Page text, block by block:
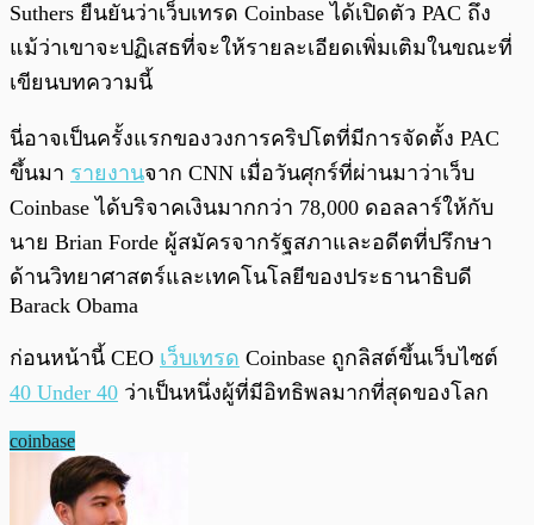
Suthers ยืนยันว่าเว็บเทรด Coinbase ได้เปิดตัว PAC ถึง
แม้ว่าเขาจะปฏิเสธที่จะให้รายละเอียดเพิ่มเติมในขณะที่
เขียนบทความนี้
นี่อาจเป็นครั้งแรกของวงการคริปโตที่มีการจัดตั้ง PAC
ขึ้นมา รายงานจาก CNN เมื่อวันศุกร์ที่ผ่านมาว่าเว็บ
Coinbase ได้บริจาคเงินมากกว่า 78,000 ดอลลาร์ให้กับ
นาย Brian Forde ผู้สมัครจากรัฐสภาและอดีตที่ปรึกษา
ด้านวิทยาศาสตร์และเทคโนโลยีของประธานาธิบดี
Barack Obama
ก่อนหน้านี้ CEO เว็บเทรด Coinbase ถูกลิสต์ขึ้นเว็บไซต์
40 Under 40 ว่าเป็นหนึ่งผู้ที่มีอิทธิพลมากที่สุดของโลก
coinbase